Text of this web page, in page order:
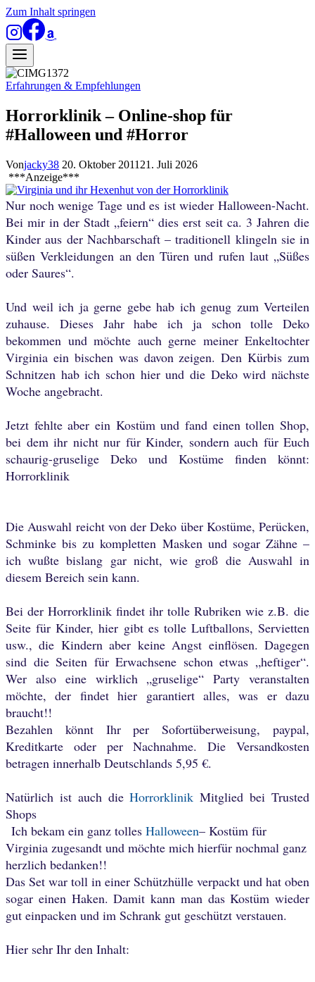
Zum Inhalt springen
Erfahrungen & Empfehlungen
Horrorklinik – Online-shop für
#Halloween und #Horror
Vonjacky38 20. Oktober 2011 21. Juli 2026
***Anzeige***
Nur noch wenige Tage und es ist wieder Halloween-Nacht.
Bei mir in der Stadt „feiern“ dies erst seit ca. 3 Jahren die
Kinder aus der Nachbarschaft – traditionell klingeln sie in
süßen Verkleidungen an den Türen und rufen laut „Süßes
oder Saures“.
Und weil ich ja gerne gebe hab ich genug zum Verteilen
zuhause. Dieses Jahr habe ich ja schon tolle Deko
bekommen und möchte auch gerne meiner Enkeltochter
Virginia ein bischen was davon zeigen. Den Kürbis zum
Schnitzen hab ich schon hier und die Deko wird nächste
Woche angebracht.
Jetzt fehlte aber ein Kostüm und fand einen tollen Shop,
bei dem ihr nicht nur für Kinder, sondern auch für Euch
schaurig-gruselige Deko und Kostüme finden könnt:
Horrorklinik
Die Auswahl reicht von der Deko über Kostüme, Perücken,
Schminke bis zu kompletten Masken und sogar Zähne –
ich wußte bislang gar nicht, wie groß die Auswahl in
diesem Bereich sein kann.
Bei der Horrorklinik findet ihr tolle Rubriken wie z.B. die
Seite für Kinder, hier gibt es tolle Luftballons, Servietten
usw., die Kindern aber keine Angst einflösen. Dagegen
sind die Seiten für Erwachsene schon etwas „heftiger“.
Wer also eine wirklich „gruselige“ Party veranstalten
möchte, der findet hier garantiert alles, was er dazu
braucht!!
Bezahlen könnt Ihr per Sofortüberweisung, paypal,
Kreditkarte oder per Nachnahme. Die Versandkosten
betragen innerhalb Deutschlands 5,95 €.
Natürlich ist auch dieHorrorklinik Mitglied bei Trusted
Shops
Ich bekam ein ganz tolles Halloween– Kostüm für
Virginia zugesandt und möchte mich hierfür nochmal ganz
herzlich bedanken!!
Das Set war toll in einer Schützhülle verpackt und hat oben
sogar einen Haken. Damit kann man das Kostüm wieder
gut einpacken und im Schrank gut geschützt verstauen.
Hier sehr Ihr den Inhalt: